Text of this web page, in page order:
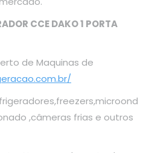
CCE DAKO 1 PORTA
de Maquinas de
,câmeras frias e outros